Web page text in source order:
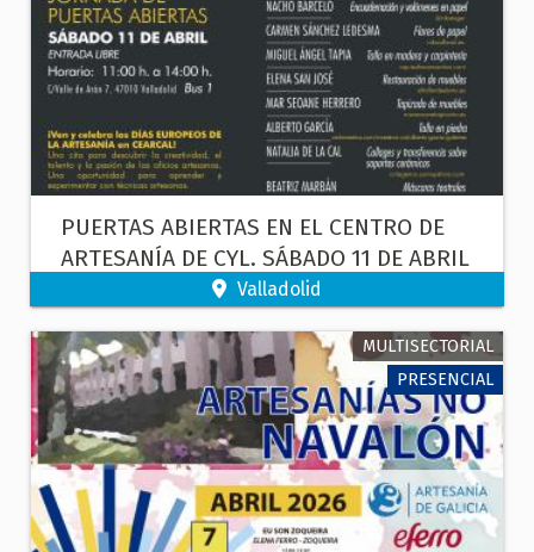
PUERTAS ABIERTAS EN EL CENTRO DE
ARTESANÍA DE CYL. SÁBADO 11 DE ABRIL
Valladolid
MULTISECTORIAL
PRESENCIAL